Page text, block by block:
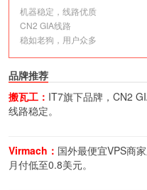
机器稳定，线路优质
CN2 GIA线路
稳如老狗，用户众多
品牌推荐
搬瓦工： IT7旗下品牌，CN2
线路稳定。
Virmach： 国外最便宜VPS商
月付低至0.8美元。